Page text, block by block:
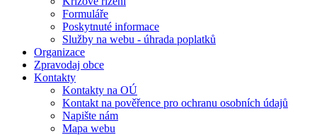
Formuláře
Poskytnuté informace
Služby na webu - úhrada poplatků
Organizace
Zpravodaj obce
Kontakty
Kontakty na OÚ
Kontakt na pověřence pro ochranu osobních údajů
Napište nám
Mapa webu